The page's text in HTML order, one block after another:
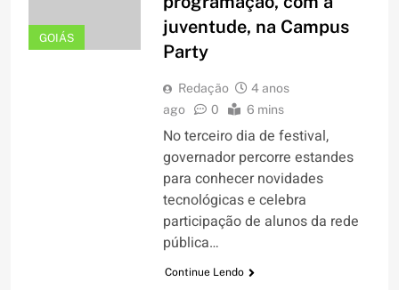
GOIÁS
juventude, na Campus
Party
Redação
4 anos
ago
0 6 mins
No terceiro dia de festival,
governador percorre estandes
para conhecer novidades
tecnológicas e celebra
participação de alunos da rede
pública…
Continue Lendo